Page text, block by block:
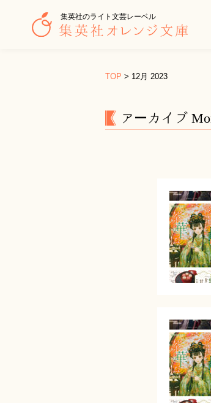
集英社のライト文芸レーベル
TOP > 12月 2023
アーカイブ